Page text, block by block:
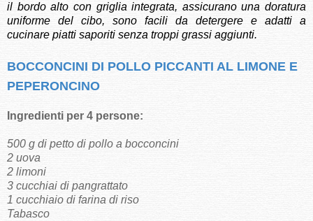
il bordo alto con griglia integrata, assicurano una doratura
uniforme del cibo, sono facili da detergere e adatti a
cucinare piatti saporiti senza troppi grassi aggiunti.
BOCCONCINI DI POLLO PICCANTI AL LIMONE E
PEPERONCINO
Ingredienti per 4 persone:
500 g di petto di pollo a bocconcini
2 uova
2 limoni
3 cucchiai di pangrattato
1 cucchiaio di farina di riso
Tabasco